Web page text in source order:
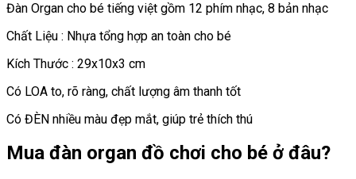
Đàn Organ cho bé tiếng việt gồm 12 phím nhạc, 8 bản nhạc
Chất Liệu : Nhựa tổng hợp an toàn cho bé
Kích Thước : 29x10x3 cm
Có LOA to, rõ ràng, chất lượng âm thanh tốt
Có ĐÈN nhiều màu đẹp mắt, giúp trẻ thích thú
Mua đàn organ đồ chơi cho bé ở đâu?